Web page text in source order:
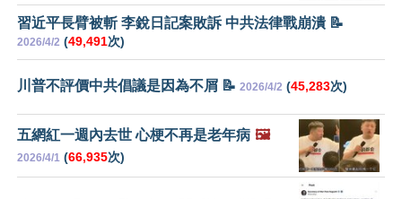
習近平長臂被斬 李銳日記案敗訴 中共法律戰崩潰 📝
2026/4/2 (49,491次)
川普不評價中共倡議是因為不屑 📝 2026/4/2 (45,283次)
五網紅一週內去世 心梗不再是老年病 🖼️
2026/4/1 (66,935次)